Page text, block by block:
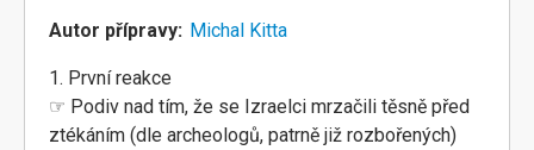
Autor přípravy Michal Kitta
1. První reakce
☞ Podiv nad tím, že se Izraelci mrzačili těsně před
ztékáním (dle archeologů, patrně již rozbořených)